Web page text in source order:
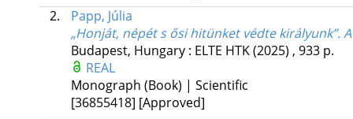
2.
Papp, Júlia
„Honját, népét s ősi hitünket védte királyunk”.
Budapest, Hungary : ELTE HTK(2025) , 933 p.
REAL
Monograph (Book) | Scientific
[36855418] [Approved]